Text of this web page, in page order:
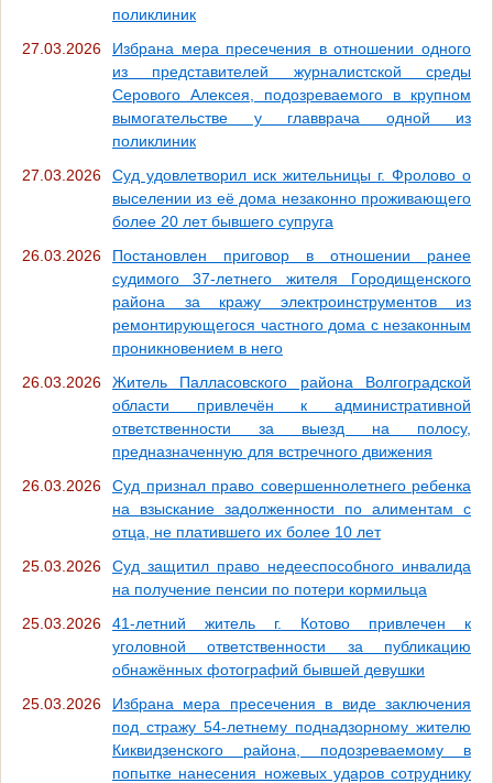
поликлиник
27.03.2026
Избрана мера пресечения в отношении одного
из представителей журналистской среды
Серового Алексея, подозреваемого в крупном
вымогательстве у главврача одной из
поликлиник
27.03.2026
Суд удовлетворил иск жительницы г. Фролово о
выселении из её дома незаконно проживающего
более 20 лет бывшего супруга
26.03.2026
Постановлен приговор в отношении ранее
судимого 37-летнего жителя Городищенского
района за кражу электроинструментов из
ремонтирующегося частного дома с незаконным
проникновением в него
26.03.2026
Житель Палласовского района Волгоградской
области привлечён к административной
ответственности за выезд на полосу,
предназначенную для встречного движения
26.03.2026
Суд признал право совершеннолетнего ребенка
на взыскание задолженности по алиментам с
отца, не платившего их более 10 лет
25.03.2026
Суд защитил право недееспособного инвалида
на получение пенсии по потери кормильца
25.03.2026
41-летний житель г. Котово привлечен к
уголовной ответственности за публикацию
обнажённых фотографий бывшей девушки
25.03.2026
Избрана мера пресечения в виде заключения
под стражу 54-летнему поднадзорному жителю
Киквидзенского района, подозреваемому в
попытке нанесения ножевых ударов сотруднику